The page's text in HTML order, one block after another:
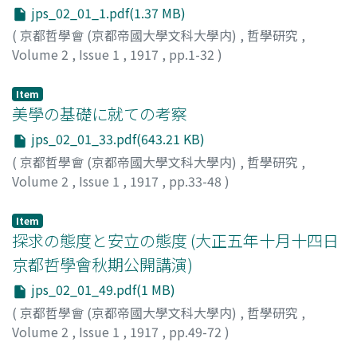
jps_02_01_1.pdf(1.37 MB)
( 京都哲學會 (京都帝國大學文科大學内) , 哲學研究 ,
Volume 2 , Issue 1 , 1917 , pp.1-32 )
Item
美學の基礎に就ての考察
jps_02_01_33.pdf(643.21 KB)
( 京都哲學會 (京都帝國大學文科大學内) , 哲學研究 ,
Volume 2 , Issue 1 , 1917 , pp.33-48 )
Item
探求の態度と安立の態度 (大正五年十月十四日
京都哲學會秋期公開講演)
jps_02_01_49.pdf(1 MB)
( 京都哲學會 (京都帝國大學文科大學内) , 哲學研究 ,
Volume 2 , Issue 1 , 1917 , pp.49-72 )